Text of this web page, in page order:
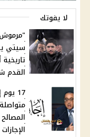
لا يفوتك
"مرموش
سيتي
القدم
الإجازات